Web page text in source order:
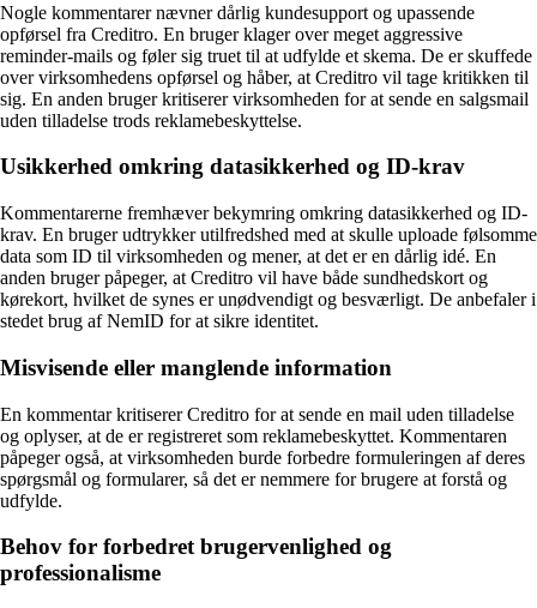
Nogle kommentarer nævner dårlig kundesupport og upassende
opførsel fra Creditro. En bruger klager over meget aggressive
reminder-mails og føler sig truet til at udfylde et skema. De er skuffede
over virksomhedens opførsel og håber, at Creditro vil tage kritikken til
sig. En anden bruger kritiserer virksomheden for at sende en salgsmail
uden tilladelse trods reklamebeskyttelse.
Usikkerhed omkring datasikkerhed og ID-krav
Kommentarerne fremhæver bekymring omkring datasikkerhed og ID-
krav. En bruger udtrykker utilfredshed med at skulle uploade følsomme
data som ID til virksomheden og mener, at det er en dårlig idé. En
anden bruger påpeger, at Creditro vil have både sundhedskort og
kørekort, hvilket de synes er unødvendigt og besværligt. De anbefaler i
stedet brug af NemID for at sikre identitet.
Misvisende eller manglende information
En kommentar kritiserer Creditro for at sende en mail uden tilladelse
og oplyser, at de er registreret som reklamebeskyttet. Kommentaren
påpeger også, at virksomheden burde forbedre formuleringen af deres
spørgsmål og formularer, så det er nemmere for brugere at forstå og
udfylde.
Behov for forbedret brugervenlighed og
professionalisme